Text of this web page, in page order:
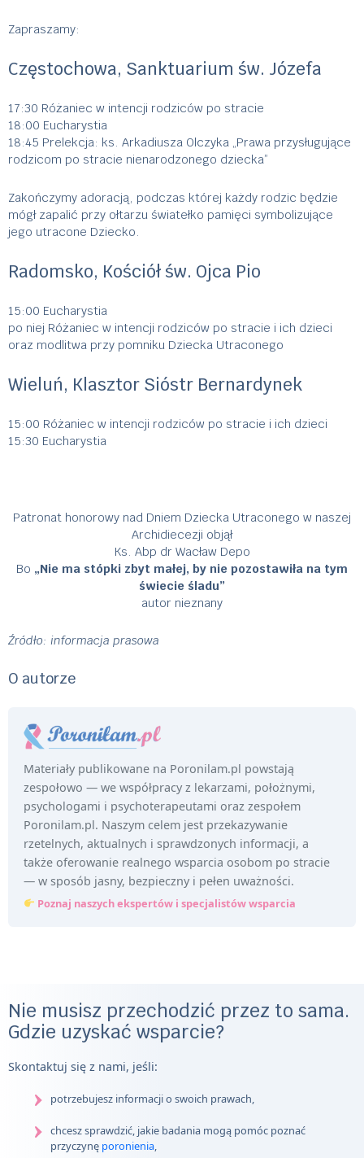
Zapraszamy:
Częstochowa, Sanktuarium św. Józefa
17:30 Różaniec w intencji rodziców po stracie
18:00 Eucharystia
18:45 Prelekcja: ks. Arkadiusza Olczyka „Prawa przysługujące
rodzicom po stracie nienarodzonego dziecka”
Zakończymy adoracją, podczas której każdy rodzic będzie
mógł zapalić przy ołtarzu światełko pamięci symbolizujące
jego utracone Dziecko.
Radomsko, Kościół św. Ojca Pio
15:00 Eucharystia
po niej Różaniec w intencji rodziców po stracie i ich dzieci
oraz modlitwa przy pomniku Dziecka Utraconego
Wieluń, Klasztor Sióstr Bernardynek
15:00 Różaniec w intencji rodziców po stracie i ich dzieci
15:30 Eucharystia
Patronat honorowy nad Dniem Dziecka Utraconego w naszej
Archidiecezji objął
Ks. Abp dr Wacław Depo
Bo „Nie ma stópki zbyt małej, by nie pozostawiła na tym
świecie śladu”
autor nieznany
Źródło: informacja prasowa
O autorze
Materiały publikowane na Poronilam.pl powstają
zespołowo — we współpracy z lekarzami, położnymi,
psychologami i psychoterapeutami oraz zespołem
Poronilam.pl. Naszym celem jest przekazywanie
rzetelnych, aktualnych i sprawdzonych informacji, a
także oferowanie realnego wsparcia osobom po stracie
— w sposób jasny, bezpieczny i pełen uważności.
Poznaj naszych ekspertów i specjalistów wsparcia
Nie musisz przechodzić przez to sama.
Gdzie uzyskać wsparcie?
Skontaktuj się z nami, jeśli:
potrzebujesz informacji o swoich prawach,
chcesz sprawdzić, jakie badania mogą pomóc poznać
przyczynę poronienia,